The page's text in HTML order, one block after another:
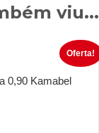
viu...
Oferta!
0,90 Kamabel